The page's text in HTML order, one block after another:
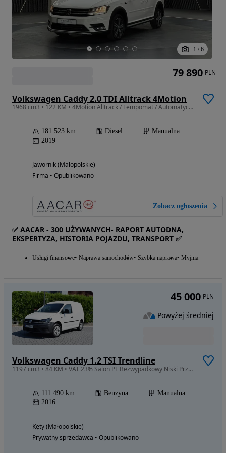
1 / 6
Volkswagen Caddy 2.0 TDI Alltrack 4Motion
1968 cm3 • 122 KM • 4Motion Alltrack / Tempomat / Automatyczna klimatyzacja / FV23%
181 523 km Diesel
Manualna
2019
Jawornik (Małopolskie)
Firma • Opublikowano
Zobacz ogłoszenia
✅ AACAR - 300 UŻYWANYCH- RAPORT AUTODNA,
EKSPERTYZA, HISTORIA POJAZDU, TRANSPORT ✅
Usługi finansowe Naprawa samochodów Szybka naprawa Myjnia
79 890 PLN
Volkswagen Caddy 1.2 TSI Trendline
1197 cm3 • 84 KM • VAT 23% Salon PL Bezwypadkowy Niski Przebieg
111 490 km Benzyna
Manualna
2016
Kęty (Małopolskie)
Prywatny sprzedawca • Opublikowano
45 000 PLN
Powyżej średniej